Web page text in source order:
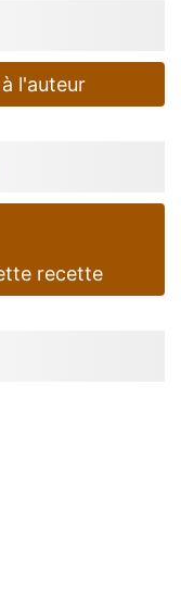
l'auteur
recette